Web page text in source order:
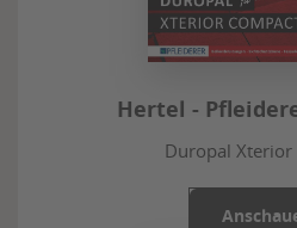
Hertel -
Duropal Xterior